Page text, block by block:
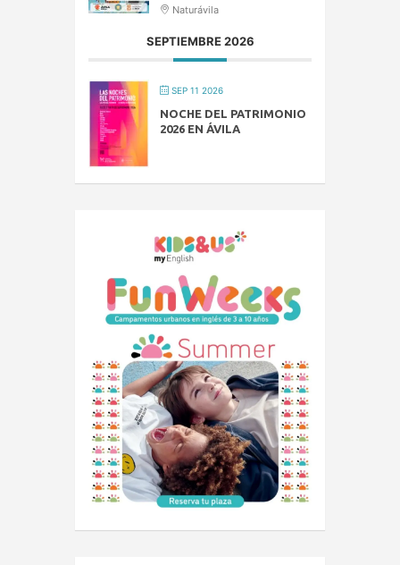
Naturávila
SEPTIEMBRE 2026
SEP 11 2026
NOCHE DEL PATRIMONIO
2026 EN ÁVILA